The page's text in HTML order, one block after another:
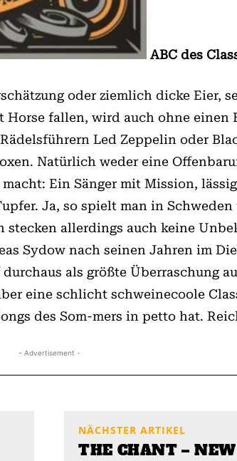
ABC des
oder ziemlich dicke Eier,
Horse fallen, wird auch ohne
Led Zeppelin oder
Natürlich weder eine
Ein Sänger mit Mission,
Ja, so spielt man in
allerdings auch keine
Sydow nach seinen Jahren im
als größte Überraschung
eine schlicht schweinecoole
des Som-mers in petto hat.
- Advertisement -
NÄCHSTER ARTIKEL
THE CHANT –